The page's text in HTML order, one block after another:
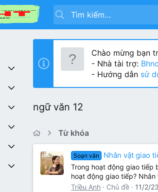
Chào mừng bạn
- Nhà tài trợ:
- Hướng dẫn sử
ngữ văn 12
Từ khóa
Soạn văn Nhân vật giao
Trong hoạt động giao tiếp
hoạt động giao tiếp?
Triều Anh
Chủ đề 11/2/23